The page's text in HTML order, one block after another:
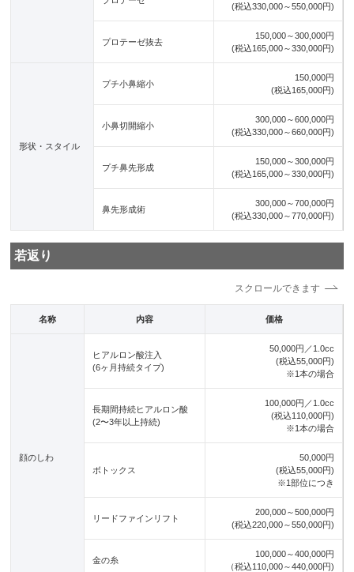
(税込330,000～550,000円)
プロテーゼ抜去
150,000～300,000円
(税込165,000～330,000円)
形状・スタイル
プチ小鼻縮小
150,000円
(税込165,000円)
小鼻切開縮小
300,000～600,000円
(税込330,000～660,000円)
プチ鼻先形成
150,000～300,000円
(税込165,000～330,000円)
鼻先形成術
300,000～700,000円
(税込330,000～770,000円)
若返り
名称 内容 価格
顔のしわ
ヒアルロン酸注入
(6ヶ月持続タイプ)
50,000円／1.0cc
(税込55,000円)
※1本の場合
長期間持続ヒアルロン酸
(2〜3年以上持続)
100,000円／1.0cc
(税込110,000円)
※1本の場合
ボトックス
50,000円
(税込55,000円)
※1部位につき
リードファインリフト
200,000～500,000円
(税込220,000～550,000円)
金の糸
100,000～400,000円
（税込110,000～440,000円)